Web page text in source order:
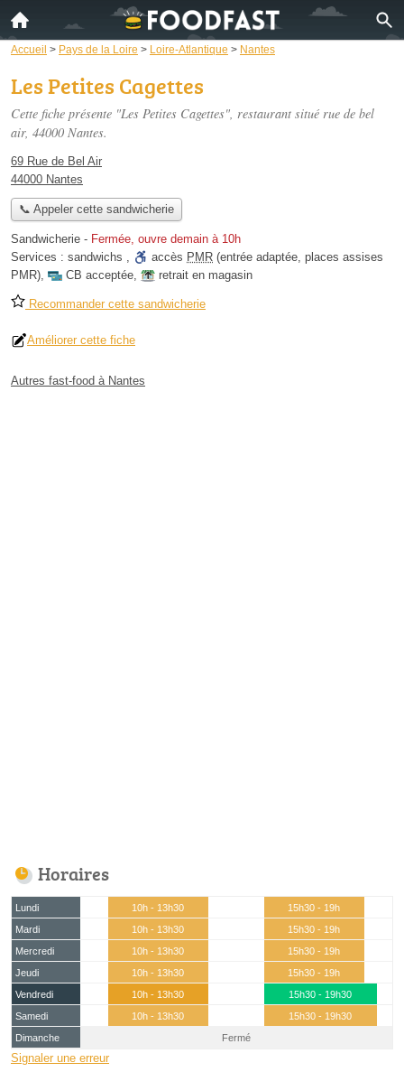
Accueil > Pays de la Loire > Loire-Atlantique > Nantes
Les Petites Cagettes
Cette fiche présente "Les Petites Cagettes", restaurant situé rue de bel
air, 44000 Nantes.
69 Rue de Bel Air
44000 Nantes
📞 Appeler cette sandwicherie
Sandwicherie - Fermée, ouvre demain à 10h
Services : sandwichs , accès PMR (entrée adaptée, places assises
PMR), CB acceptée, retrait en magasin
Recommander cette sandwicherie
Améliorer cette fiche
Autres fast-food à Nantes
Horaires
Lundi 10h - 13h30
15h30 - 19h
Mardi
10h - 13h30
15h30 - 19h
Mercredi
10h - 13h30
15h30 - 19h
Jeudi
10h - 13h30
15h30 - 19h
Vendredi
10h - 13h30
15h30 - 19h30
Samedi
10h - 13h30
15h30 - 19h30
Dimanche
Fermé
Signaler une erreur